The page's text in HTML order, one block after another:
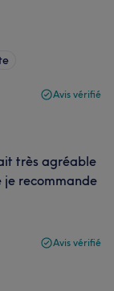
Avis vérifié
très agréable
je recommande
Avis vérifié